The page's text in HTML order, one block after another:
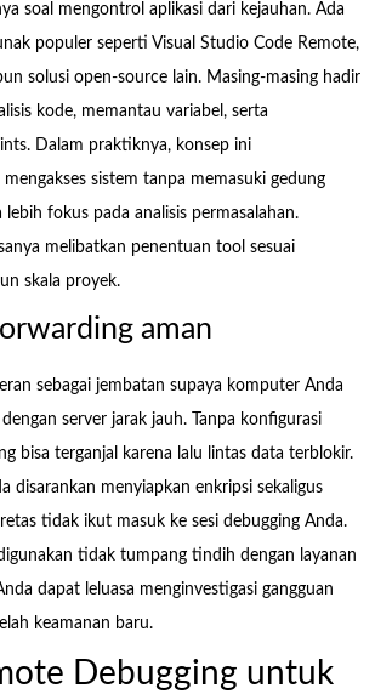
soal mengontrol aplikasi dari kejauhan. Ada
populer seperti Visual Studio Code Remote,
solusi open-source lain. Masing-masing hadir
kode, memantau variabel, serta
Dalam praktiknya, konsep ini
sistem tanpa memasuki gedung
lebih fokus pada analisis permasalahan.
melibatkan penentuan tool sesuai
skala proyek.
aman
sebagai jembatan supaya komputer Anda
server jarak jauh. Tanpa konfigurasi
bisa terganjal karena lalu lintas data terblokir.
disarankan menyiapkan enkripsi sekaligus
tidak ikut masuk ke sesi debugging Anda.
tidak tumpang tindih dengan layanan
dapat leluasa menginvestigasi gangguan
keamanan baru.
Debugging untuk